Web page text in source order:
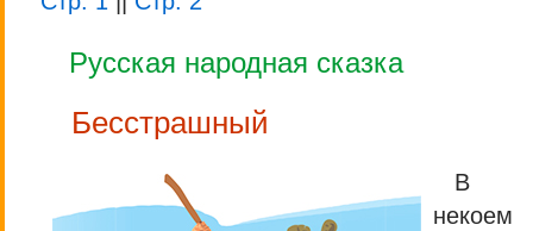
Русская народная сказка
Бесстрашный
В
некоем